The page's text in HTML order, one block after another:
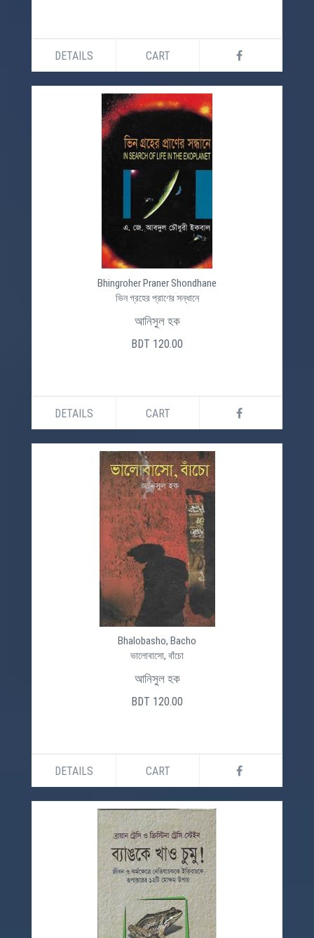
DETAILS CART
Bhingroher Praner Shondhane
ভিন গ্রহের প্রাণের সন্ধানে
আনিসুল হক
BDT 120.00
DETAILS CART
Bhalobasho, Bacho
ভালোবাসো, বাঁচো
আনিসুল হক
BDT 120.00
DETAILS CART